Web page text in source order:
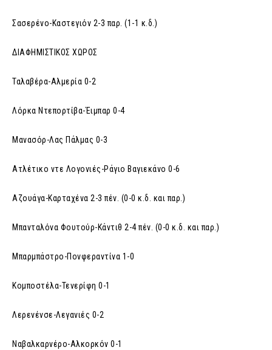
Σασερένο-Καστεγιόν 2-3 παρ. (1-1 κ.δ.)
ΔΙΑΦΗΜΙΣΤΙΚΟΣ ΧΩΡΟΣ
Ταλαβέρα-Αλμερία 0-2
Λόρκα Ντεπορτίβα-Έιμπαρ 0-4
Μανασόρ-Λας Πάλμας 0-3
Ατλέτικο ντε Λογονιές-Ράγιο Βαγιεκάνο 0-6
Αζουάγα-Καρταχένα 2-3 πέν. (0-0 κ.δ. και παρ.)
Μπανταλόνα Φουτούρ-Κάντιθ 2-4 πέν. (0-0 κ.δ. και παρ.)
Μπαρμπάστρο-Πονφεραντίνα 1-0
Κομποστέλα-Τενερίφη 0-1
Λερενένσε-Λεγανιές 0-2
Ναβαλκαρνέρο-Αλκορκόν 0-1